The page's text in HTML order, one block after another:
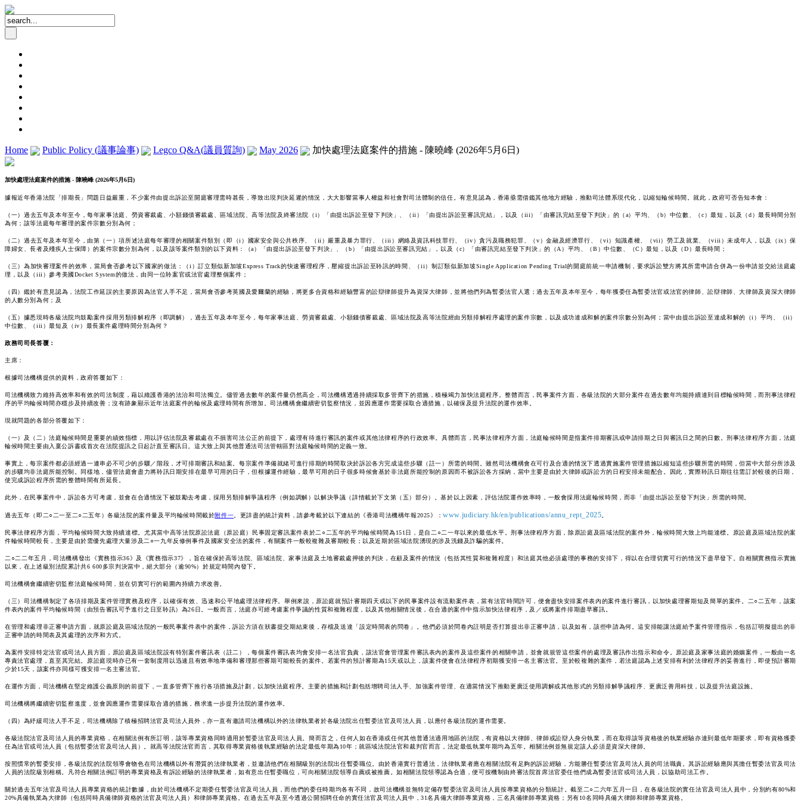
Home Public Policy (議事論事) Legco Q&A(議員質詢) May 2026 加快處理法庭案件的措施 - 陳曉峰 (2026年5月6日)
加快處理法庭案件的措施 - 陳曉峰 (2026年5月6日)
據報近年香港法院「排期長」問題日益嚴重，不少案件由提出訴訟至開庭審理需時甚長，導致出現判決延遲的情況，大大影響當事人權益和社會對司法體制的信任。有意見認為，香港亟需借鑑其他地方經驗，推動司法體系現代化，以縮短輪候時間。就此，政府可否告知本會：
（一）過去五年及本年至今，每年家事法庭、勞資審裁處、小額錢債審裁處、區域法院、高等法院及終審法院（i）「由提出訴訟至發下判決」、（ii）「由提出訴訟至審訊完結」，以及（iii）「由審訊完結至發下判決」的（a）平均、（b）中位數、（c）最短，以及（d）最長時間分別
為何；該等法庭每年審理的案件宗數分別為何；
（二）過去五年及本年至今，由第（一）項所述法庭每年審理的相關案件類別（即（i）國家安全與公共秩序、（ii）嚴重及暴力罪行、（iii）網絡及資訊科技罪行、（iv）貪污及職務犯罪、（v）金融及經濟罪行、（vi）知識產權、（vii）勞工及就業、（viii）未成年人，以及（ix）保
障婦女、長者及殘疾人士保障）的案件宗數分別為何，以及該等案件類別的以下資料：（a）「由提出訴訟至發下判決」、（b）「由提出訴訟至審訊完結」，以及（c）「由審訊完結至發下判決」的（A）平均、（B）中位數、（C）最短，以及（D）最長時間；
（三）為加快審理案件的效率，當局會否參考以下國家的做法：（i）訂立類似新加坡Express Track的快速審理程序，壓縮提出訴訟至聆訊的時間、（ii）制訂類似新加坡Single Application Pending Trial的開庭前統一申請機制，要求訴訟雙方將其所需申請合併為一份申請並交給法庭處
理，以及（iii）參考美國Docket System的做法，由同一位聆案官或法官處理整個案件；
（四）鑑於有意見認為，法院工作延誤的主要原因為法官人手不足，當局會否參考英國及愛爾蘭的經驗，將更多合資格和經驗豐富的訟辯律師提升為資深大律師，並將他們列為暫委法官人選；過去五年及本年至今，每年獲委任為暫委法官或法官的律師、訟辯律師、大律師及資深大律師
的人數分別為何；及
（五）據悉現時各級法院均鼓勵案件採用另類排解程序（即調解），過去五年及本年至今，每年家事法庭、勞資審裁處、小額錢債審裁處、區域法院及高等法院經由另類排解程序處理的案件宗數，以及成功達成和解的案件宗數分別為何；當中由提出訴訟至達成和解的（i）平均、（ii）
中位數、（iii）最短及（iv）最長案件處理時間分別為何？
政務司司長答覆：
主席：
根據司法機構提供的資料，政府答覆如下：
司法機構致力維持高效率和有效的司法制度，藉以維護香港的法治和司法獨立。儘管過去數年的案件量仍然高企，司法機構透過持續採取多管齊下的措施，積極竭力加快法庭程序。整體而言，民事案件方面，各級法院的大部分案件在過去數年均能持續達到目標輪候時間，而刑事法律程
序的平均輪候時間亦穩步及持續改善；沒有跡象顯示近年法庭案件的輪候及處理時間有所增加。司法機構會繼續密切監察情況，並因應運作需要採取合適措施，以確保及提升法院的運作效率。
現就問題的各部分答覆如下：
（一）及（二）法庭輪候時間是重要的績效指標，用以評估法院及審裁處在不損害司法公正的前提下，處理有待進行審訊的案件或其他法律程序的行政效率。具體而言，民事法律程序方面，法庭輪候時間是指案件排期審訊或申請排期之日與審訊日之間的日數。刑事法律程序方面，法庭
輪候時間主要由入稟公訴書或首次在法院提訊之日起計直至審訊日。這大致上與其他普通法司法管轄區對法庭輪候時間的定義一致。
事實上，每宗案件都必須經過一連串必不可少的步驟／階段，才可排期審訊和結案。每宗案件準備就緒可進行排期的時間取決於訴訟各方完成這些步驟（註一）所需的時間。雖然司法機構會在可行及合適的情況下透過實施案件管理措施以縮短這些步驟所需的時間，但當中大部分所涉及
的步驟均非法庭所能控制。同樣地，儘管法庭會盡力將聆訊日期安排在最早可用的日子，但根據運作經驗，最早可用的日子很多時候會基於非法庭所能控制的原因而不被訴訟各方採納，當中主要是由於大律師或訴訟方的日程安排未能配合。因此，實際聆訊日期往往需訂於較後的日期，
使完成訴訟程序所需的整體時間有所延長。
此外，在民事案件中，訴訟各方可考慮，並會在合適情況下被鼓勵去考慮，採用另類排解爭議程序（例如調解）以解決爭議（詳情載於下文第（五）部分）。基於以上因素，評估法院運作效率時，一般會採用法庭輪候時間，而非「由提出訴訟至發下判決」所需的時間。
過去五年（即二○二一至二○二五年）各級法院的案件量及平均輪候時間載於附件一 。更詳盡的統計資料，請參考載於以下連結的《香港司法機構年報2025》：www.judiciary.hk/en/publications/annu_rept_2025
民事法律程序方面，平均輪候時間大致持續達標。尤其當中高等法院原訟法庭（原訟庭）民事固定審訊案件表於二○二五年的平均輪候時間為151日，是自二○二一年以來的最低水平。刑事法律程序方面，除原訟庭及區域法院的案件外，輪候時間大致上均能達標。原訟庭及區域法院的案
件輪候時間較長，主要是由於需優先處理大量涉及二○一九年反修例事件及國家安全法的案件，有關案件一般較複雜及審期較長；以及近期於區域法院湧現的涉及洗錢及詐騙的案件。
二○二二年五月，司法機構發出《實務指示36》及《實務指示37》，旨在確保於高等法院、區域法院、家事法庭及土地審裁處押後的判決，在顧及案件的情況（包括其性質和複雜程度）和法庭其他必須處理的事務的安排下，得以在合理切實可行的情況下盡早發下。自相關實務指示實施
以來，在上述級別法院累計共6 600多宗判決當中，絕大部分（逾90%）於規定時間內發下。
司法機構會繼續密切監察法庭輪候時間，並在切實可行的範圍內持續力求改善。
（三）司法機構制定了各項排期及案件管理實務及程序，以確保有效、迅速和公平地處理法律程序。舉例來說，原訟庭就預計審期四天或以下的民事案件設有流動案件表，當有法官時間許可，便會盡快安排案件表內的案件進行審訊，以加快處理審期短及簡單的案件。二○二五年，該案
件表內的案件平均輪候時間（由預告審訊可予進行之日至聆訊）為26日。一般而言，法庭亦可經考慮案件爭議的性質和複雜程度，以及其他相關情況後，在合適的案件中指示加快法律程序，及／或將案件排期盡早審訊。
在管理和處理非正審申請方面，就原訟庭及區域法院的一般民事案件表中的案件，訴訟方須在狀書提交期結束後，存檔及送達「設定時間表的問卷」。他們必須於問卷內註明是否打算提出非正審申請，以及如有，該些申請為何。這安排能讓法庭給予案件管理指示，包括訂明擬提出的非
正審申請的時間表及其處理的次序和方式。
為案件安排特定法官或司法人員方面，原訟庭及區域法院設有特別案件審訊表（註二），每個案件審訊表均會安排一名法官負責，該法官會管理案件審訊表內的案件及這些案件的相關申請，並會就規管這些案件的處理及審訊作出指示和命令。原訟庭及家事法庭的婚姻案件，一般由一名
專責法官處理，直至其完結。原訟庭現時亦已有一套制度用以迅速且有效率地準備和審理那些審期可能較長的案件。若案件的預計審期為15天或以上，該案件便會在法律程序初期獲安排一名主審法官。至於較複雜的案件，若法庭認為上述安排有利於法律程序的妥善進行，即使預計審期
少於15天，該案件亦同樣可獲安排一名主審法官。
在運作方面，司法機構在堅定維護公義原則的前提下，一直多管齊下推行各項措施及計劃，以加快法庭程序。主要的措施和計劃包括增聘司法人手、加強案件管理、在適當情況下推動更廣泛使用調解或其他形式的另類排解爭議程序、更廣泛善用科技，以及提升法庭設施。
司法機構將繼續密切監察進度，並會因應運作需要採取合適的措施，務求進一步提升法院的運作效率。
（四）為紓緩司法人手不足，司法機構除了積極招聘法官及司法人員外，亦一直有邀請司法機構以外的法律執業者於各級法院出任暫委法官及司法人員，以應付各級法院的運作需要。
各級法院法官及司法人員的專業資格，在相關法例有所訂明，該等專業資格同時適用於暫委法官及司法人員。簡而言之，任何人如在香港或任何其他普通法適用地區的法院，有資格以大律師、律師或訟辯人身分執業，而在取得該等資格後的執業經驗亦達到最低年期要求，即有資格獲委
任為法官或司法人員（包括暫委法官及司法人員）。就高等法院法官而言，其取得專業資格後執業經驗的法定最低年期為10年；就區域法院法官和裁判官而言，法定最低執業年期均為五年。相關法例並無規定該人必須是資深大律師。
按照慣常的暫委安排，各級法院的法院領導會物色在司法機構以外有潛質的法律執業者，並邀請他們在相關級別的法院出任暫委職位。由於香港實行普通法，法律執業者應在相關法院有足夠的訴訟經驗，方能勝任暫委法官及司法人員的司法職責。其訴訟經驗應與其擔任暫委法官及司法
人員的法院級別相稱。凡符合相關法例訂明的專業資格及有訴訟經驗的法律執業者，如有意出任暫委職位，可向相關法院領導自薦或被推薦。如相關法院領導認為合適，便可按機制由終審法院首席法官委任他們成為暫委法官或司法人員，以協助司法工作。
關於過去五年法官及司法人員專業資格的統計數據，由於司法機構不定期委任暫委法官及司法人員，而他們的委任時期均各有不同，故司法機構並無特定備存暫委法官及司法人員按專業資格的分類統計。截至二○二六年五月一日，在各級法院的實任法官及司法人員中，分別約有80%和
20%具備執業為大律師（包括同時具備律師資格的法官及司法人員）和律師專業資格。在過去五年及至今透過公開招聘任命的實任法官及司法人員中，31名具備大律師專業資格，三名具備律師專業資格；另有10名同時具備大律師和律師專業資格。